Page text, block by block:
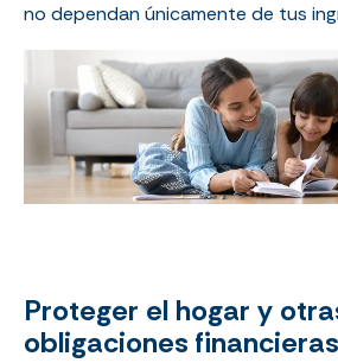
no dependan únicamente de tus
Proteger el hogar y
obligaciones financieras